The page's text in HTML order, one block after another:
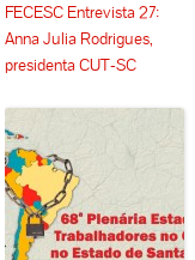
FECESC Entrevista 27:
Anna Julia Rodrigues,
presidenta CUT-SC